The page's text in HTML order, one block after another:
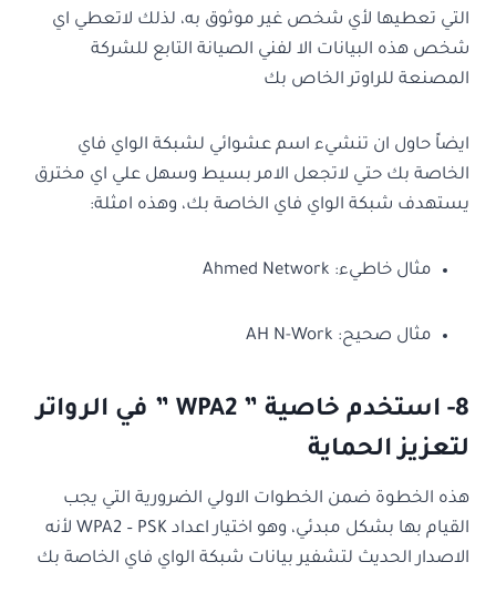
التي تعطيها لأي شخص غير موثوق به، لذلك لاتعطي اي
شخص هذه البيانات الا لفني الصيانة التابع للشركة
المصنعة للراوتر الخاص بك
ايضاً حاول ان تنشيء اسم عشوائي لشبكة الواي فاي
الخاصة بك حتي لاتجعل الامر بسيط وسهل علي اي مخترق
يستهدف شبكة الواي فاي الخاصة بك، وهذه امثلة:
مثال خاطيء: Ahmed Network
مثال صحيح: AH N-Work
8- استخدم خاصية ” WPA2 ” في الرواتر
لتعزيز الحماية
هذه الخطوة ضمن الخطوات الاولي الضرورية التي يجب
القيام بها بشكل مبدئي، وهو اختيار اعداد WPA2 – PSK لأنه
الاصدار الحديث لتشفير بيانات شبكة الواي فاي الخاصة بك